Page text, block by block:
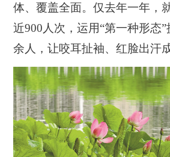
体、覆盖全面。仅去年一年，
近900人次，运用“第一种形态
余人，让咬耳扯袖、红脸出汗